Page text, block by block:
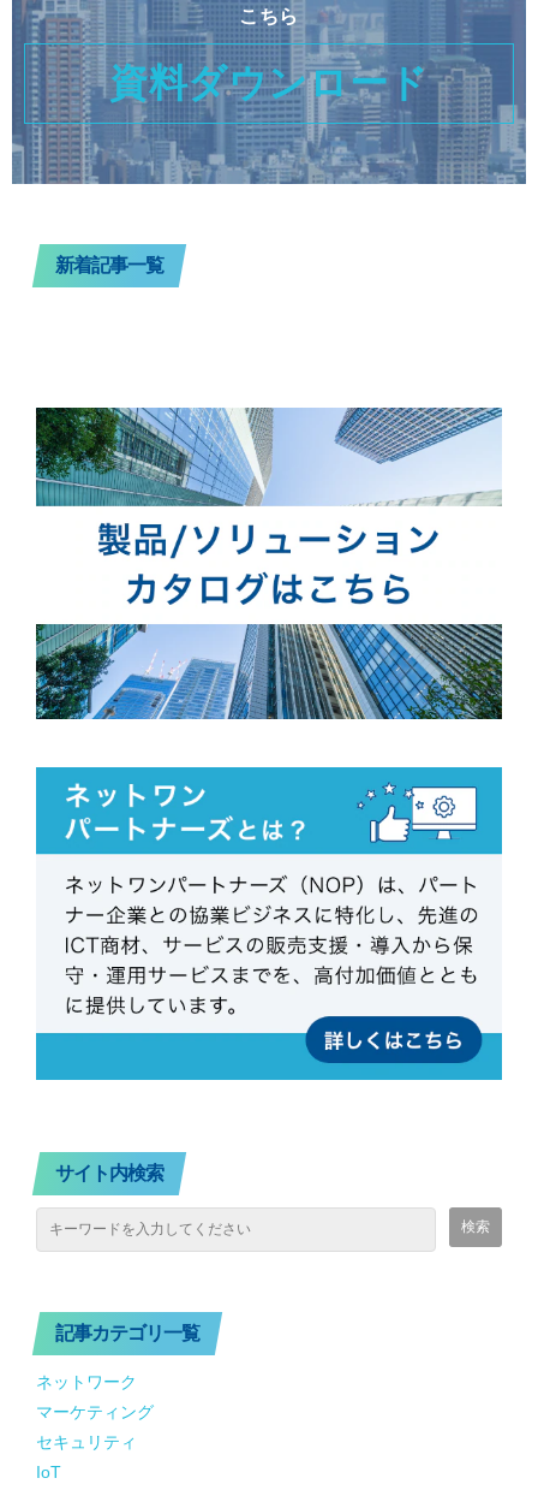
こちら
資料ダウンロード
新着記事一覧
サイト内検索
記事カテゴリ一覧
ネットワーク
マーケティング
セキュリティ
IoT